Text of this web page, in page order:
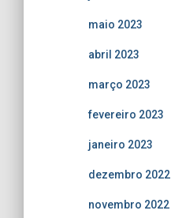
maio 2023
abril 2023
março 2023
fevereiro 2023
janeiro 2023
dezembro 2022
novembro 2022